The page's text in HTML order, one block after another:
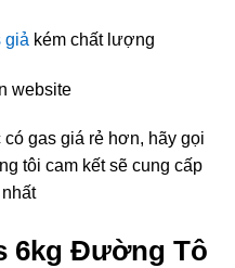
giả kém chất lượng
website
gas giá rẻ hơn, hãy gọi
tôi cam kết sẽ cung cấp
6kg Đường Tô